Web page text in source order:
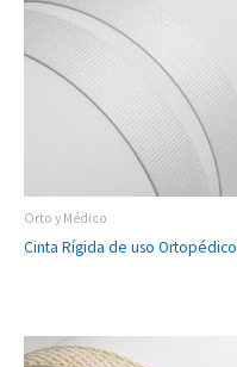
Orto y Médico
Cinta Rígida de uso Ortopédico